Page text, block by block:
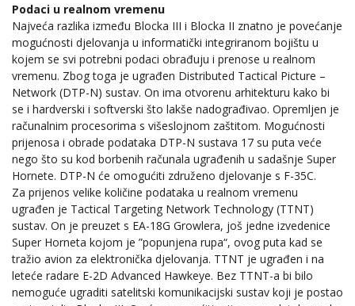
Podaci u realnom vremenu
Najveća razlika između Blocka III i Blocka II znatno je povećanje
mogućnosti djelovanja u informatički integriranom bojištu u
kojem se svi potrebni podaci obrađuju i prenose u realnom
vremenu. Zbog toga je ugrađen Distributed Tactical Picture –
Network (DTP-N) sustav. On ima otvorenu arhitekturu kako bi
se i hardverski i softverski što lakše nadograđivao. Opremljen je
računalnim procesorima s višeslojnom zaštitom. Mogućnosti
prijenosa i obrade podataka DTP-N sustava 17 su puta veće
nego što su kod borbenih računala ugrađenih u sadašnje Super
Hornete. DTP-N će omogućiti združeno djelovanje s F-35C.
Za prijenos velike količine podataka u realnom vremenu
ugrađen je Tactical Targeting Network Technology (TTNT)
sustav. On je preuzet s EA-18G Growlera, još jedne izvedenice
Super Horneta kojom je ”popunjena rupa“, ovog puta kad se
tražio avion za elektronička djelovanja. TTNT je ugrađen i na
leteće radare E-2D Advanced Hawkeye. Bez TTNT-a bi bilo
nemoguće ugraditi satelitski komunikacijski sustav koji je postao